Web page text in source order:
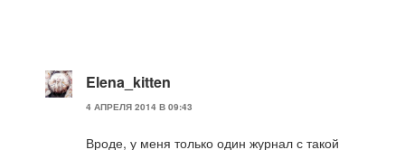
Elena_kitten
4 АПРЕЛЯ 2014 В 09:43
Вроде, у меня только один журнал с такой